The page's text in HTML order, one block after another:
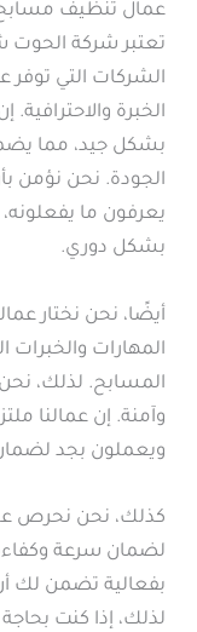
عمال تنظيف مسابح
تعتبر شركة
الشركات التي
الخبرة
بشكل جيد، مما
الجودة. نحن نؤمن
يعرفون ما
بشكل دوري.
أيضًا، نحن نختار
المهارات والخبرات
المسابح. لذلك،
وآمنة. إن عمالنا
ويعملون بجد
كذلك، نحن نحرص
لضمان سرعة
بفعالية تضمن لك
لذلك، إذا كنت